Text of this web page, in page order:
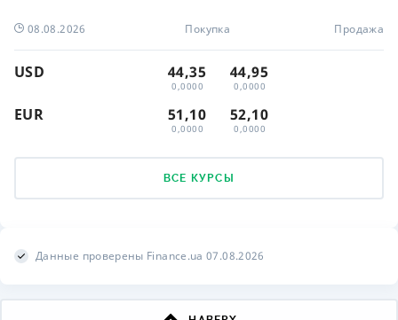
08.08.2026 Покупка Продажа
USD 44,35
0,0000
44,95
0,0000
EUR 51,10
0,0000
52,10
0,0000
ВСЕ КУРСЫ
Данные проверены Finance.ua 07.08.2026